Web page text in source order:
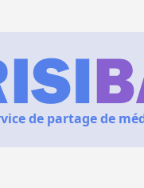
de partage de